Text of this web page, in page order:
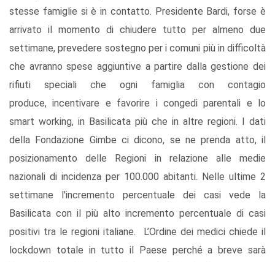
stesse famiglie si è in contatto. Presidente Bardi, forse è
arrivato il momento di chiudere tutto per almeno due
settimane, prevedere sostegno per i comuni più in difficoltà
che avranno spese aggiuntive a partire dalla gestione dei
rifiuti speciali che ogni famiglia con contagio
produce, incentivare e favorire i congedi parentali e lo
smart working, in Basilicata più che in altre regioni. I dati
della Fondazione Gimbe ci dicono, se ne prenda atto, il
posizionamento delle Regioni in relazione alle medie
nazionali di incidenza per 100.000 abitanti. Nelle ultime 2
settimane l'incremento percentuale dei casi vede la
Basilicata con il più alto incremento percentuale di casi
positivi tra le regioni italiane. L’Ordine dei medici chiede il
lockdown totale in tutto il Paese perché a breve sarà